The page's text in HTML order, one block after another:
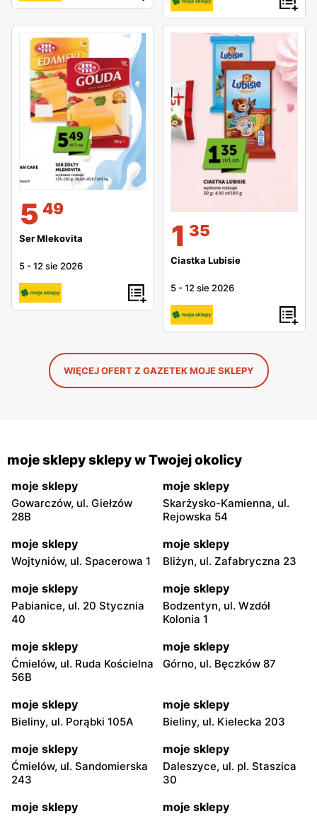
5 49
Ser Mlekovita
5 -12 sie 2026
1 35
Ciastka Lubisie
5 -12 sie 2026
WIĘCEJ OFERT Z GAZETEK MOJE SKLEPY
moje sklepy sklepy w Twojej okolicy
moje sklepy
Gowarczów, ul. Giełzów
28B
moje sklepy
Skarżysko-Kamienna, ul.
Rejowska 54
moje sklepy
Wojtyniów, ul. Spacerowa 1
moje sklepy
Bliżyn, ul. Zafabryczna 23
moje sklepy
Pabianice, ul. 20 Stycznia
40
moje sklepy
Bodzentyn, ul. Wzdół
Kolonia 1
moje sklepy
Ćmielów, ul. Ruda Kościelna
56B
moje sklepy
Górno, ul. Bęczków 87
moje sklepy
Bieliny, ul. Porąbki 105A
moje sklepy
Bieliny, ul. Kielecka 203
moje sklepy
Ćmielów, ul. Sandomierska
243
moje sklepy
Daleszyce, ul. pl. Staszica
30
moje sklepy moje sklepy